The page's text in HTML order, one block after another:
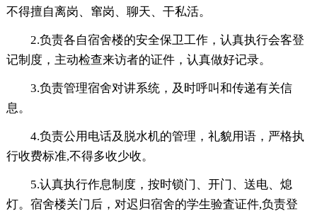
不得擅自离岗、窜岗、聊天、干私活。
2.负责各自宿舍楼的安全保卫工作，认真执行会客登
记制度，主动检查来访者的证件，认真做好记录。
3.负责管理宿舍对讲系统，及时呼叫和传递有关信
息。
4.负责公用电话及脱水机的管理，礼貌用语，严格执
行收费标准,不得多收少收。
5.认真执行作息制度，按时锁门、开门、送电、熄
灯。宿舍楼关门后，对迟归宿舍的学生验査证件,负责登